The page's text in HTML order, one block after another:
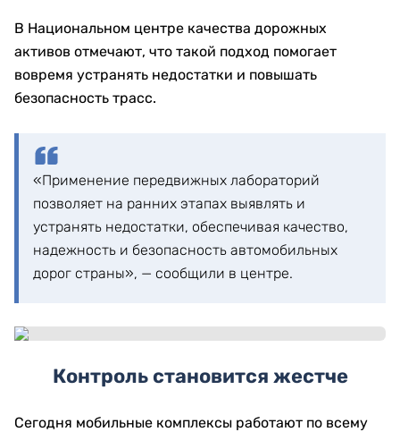
В Национальном центре качества дорожных
активов отмечают, что такой подход помогает
вовремя устранять недостатки и повышать
безопасность трасс.
«Применение передвижных лабораторий
позволяет на ранних этапах выявлять и
устранять недостатки, обеспечивая качество,
надежность и безопасность автомобильных
дорог страны», — сообщили в центре.
Контроль становится жестче
Сегодня мобильные комплексы работают по всему